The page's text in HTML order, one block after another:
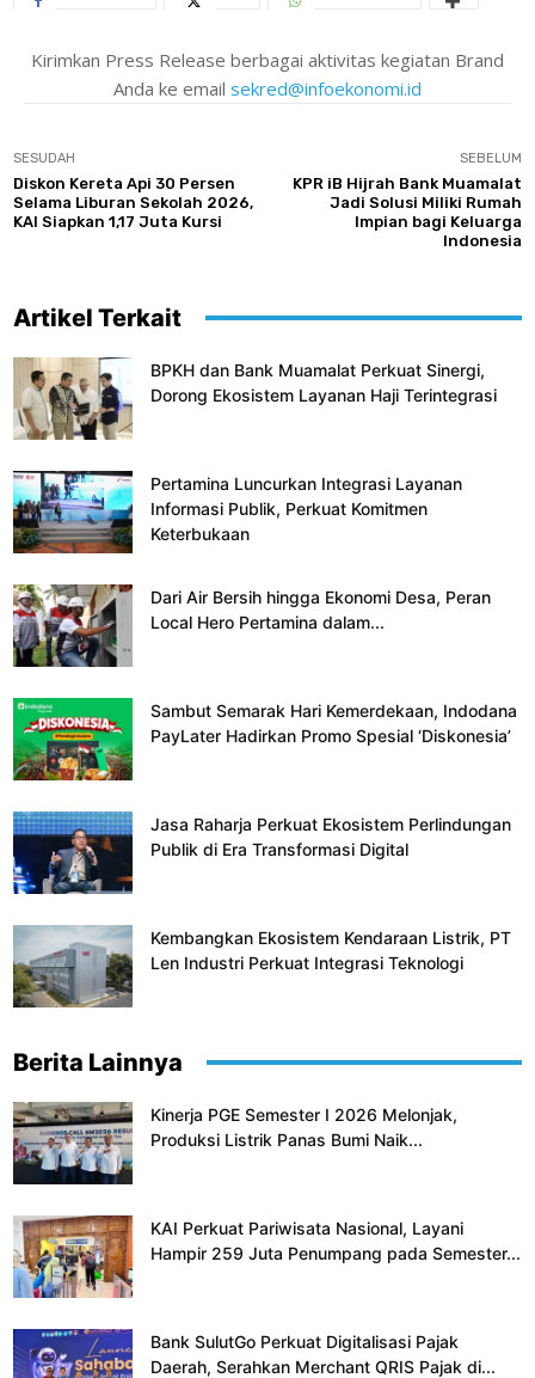
Kirimkan Press Release berbagai aktivitas kegiatan Brand
Anda ke email sekred@infoekonomi.id
SESUDAH
Diskon Kereta Api 30 Persen
Selama Liburan Sekolah 2026,
KAI Siapkan 1,17 Juta Kursi
SEBELUM
KPR iB Hijrah Bank Muamalat
Jadi Solusi Miliki Rumah
Impian bagi Keluarga
Indonesia
Artikel Terkait
BPKH dan Bank Muamalat Perkuat Sinergi,
Dorong Ekosistem Layanan Haji Terintegrasi
Pertamina Luncurkan Integrasi Layanan
Informasi Publik, Perkuat Komitmen
Keterbukaan
Dari Air Bersih hingga Ekonomi Desa, Peran
Local Hero Pertamina dalam...
Sambut Semarak Hari Kemerdekaan, Indodana
PayLater Hadirkan Promo Spesial ‘Diskonesia’
Jasa Raharja Perkuat Ekosistem Perlindungan
Publik di Era Transformasi Digital
Kembangkan Ekosistem Kendaraan Listrik, PT
Len Industri Perkuat Integrasi Teknologi
Berita Lainnya
Kinerja PGE Semester I 2026 Melonjak,
Produksi Listrik Panas Bumi Naik...
KAI Perkuat Pariwisata Nasional, Layani
Hampir 259 Juta Penumpang pada Semester...
Bank SulutGo Perkuat Digitalisasi Pajak
Daerah, Serahkan Merchant QRIS Pajak di...